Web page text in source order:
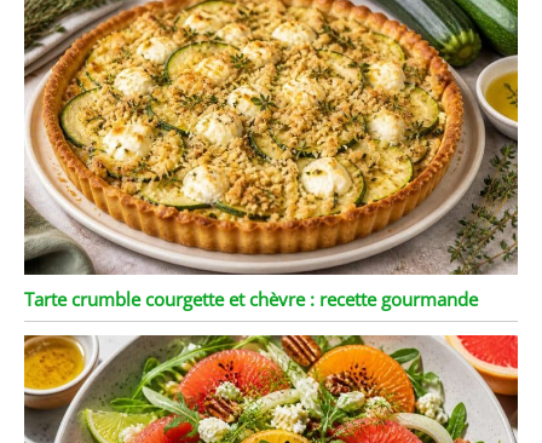
Tarte crumble courgette et chèvre : recette gourmande